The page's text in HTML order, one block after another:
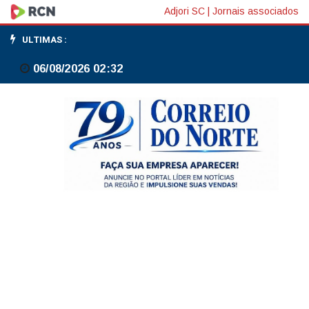
Durigan
diz
que
conversará
setores
Adjori SC Jornais associados
ULTIMAS :
06/08/2026 02:32